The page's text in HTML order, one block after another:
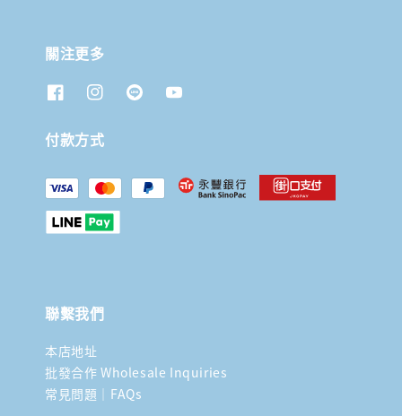
關注更多
付款方式
聯繫我們
本店地址
批發合作 Wholesale Inquiries
常見問題｜FAQs